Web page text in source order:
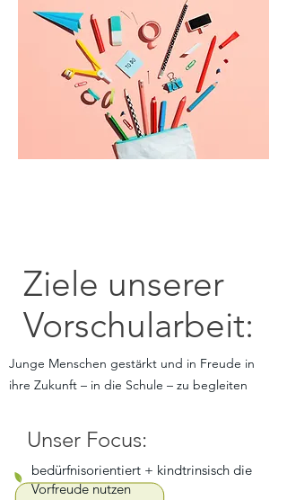
Ziele unserer
Vorschularbeit:
Junge Menschen gestärkt und in Freude in
ihre Zukunft – in die Schule – zu begleiten
bedürfnisorientiert + kindtrinsisch die
Vorfreude nutzen
Unser Focus: